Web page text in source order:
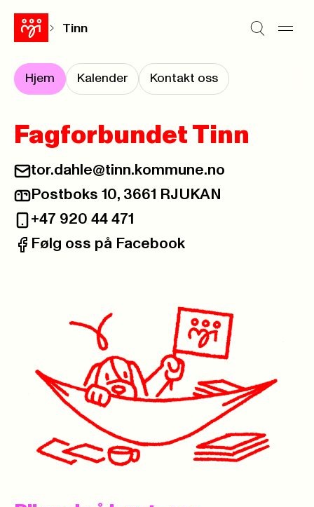
Tinn
Hjem Kalender Kontakt oss
Fagforbundet Tinn
E-post:
tor.dahle@tinn.kommune.no
Postadresse:
Postboks 10, 3661 RJUKAN
Telefon:
+47 920 44 471
Facebook:
Følg oss på Facebook